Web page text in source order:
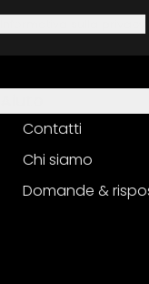
Contatti
Chi siamo
Domande &